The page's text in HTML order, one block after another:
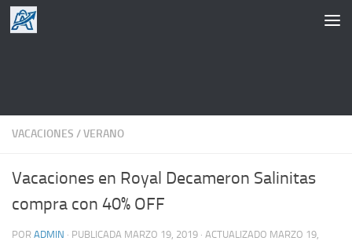
Saltar al contenido
VACACIONES /VERANO
Vacaciones en Royal Decameron Salinitas
compra con 40% OFF
POR ADMIN · PUBLICADA MARZO 19, 2019 · ACTUALIZADO MARZO 19,